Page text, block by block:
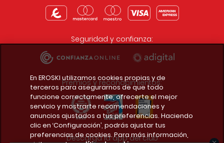
Seguridad y confianza:
Premios y reconocimientos:
Descarga la app del club
En EROSKI utilizamos cookies propias y de
terceros para asegurarnos de que todo
funcione correctamente, ofrecerte el mejor
servicio y mostrarte recomendaciones y
anuncios ajustados a tus preferencias. Haciendo
clic en ‘Configuración’, podrás ajustar tus
preferencias de cookies. Para más información,